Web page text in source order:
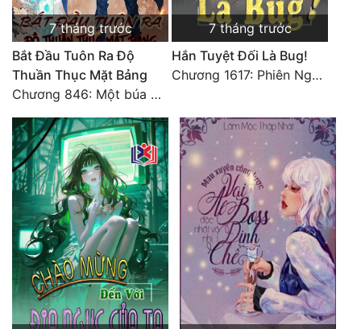
Tội Phạm
Vô Địch
Võ Hiệp
Võng Du
Xuyên Không
Xuyên Nhanh
Xuyên Sách
Xuyên Thư
Điền Văn
Đô Thị
7 tháng trước
Bắt Đầu Tuôn Ra Độ
Thuần Thục Mặt Bảng
Chương 846: Một búa mở thịnh thế (hết)
7 tháng trước
Hắn Tuyệt Đối Là Bug!
Chương 1617: Phiên Ngoại 11 (6) - Toàn Văn Hoàn